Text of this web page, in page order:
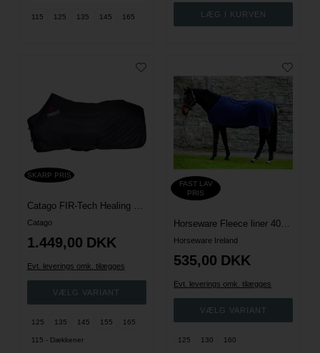
115 125 135 145 165
SKARP PRIS
Catago
1.449,00 DKK
Evt. leverings omk. tilægges
125 135 145 155 165
115 - Dækkener
FAST LAV
PRIS
Horseware Ireland
535,00 DKK
Evt. leverings omk. tilægges
125 130 160